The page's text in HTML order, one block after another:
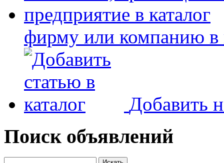
фирму или компанию в
Добавить
Поиск объявлений